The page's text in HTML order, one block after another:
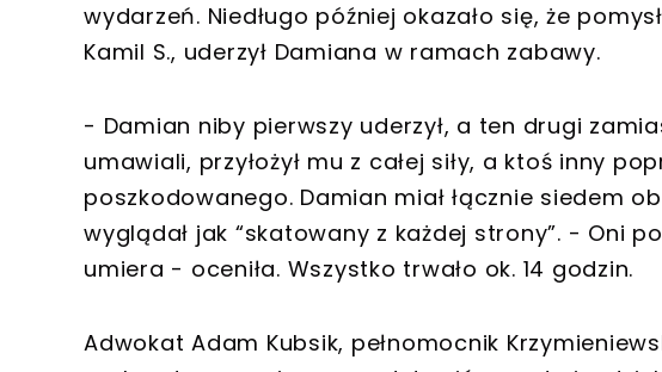
wydarzeń. Niedługo później okazało się, że
Kamil S., uderzył Damiana w ramach zabawy.
- Damian niby pierwszy uderzył, a ten drugi
umawiali, przyłożył mu z całej siły, a ktoś inny
poszkodowanego. Damian miał łącznie siedem
wyglądał jak “skatowany z każdej strony”. - Oni
umiera - oceniła. Wszystko trwało ok. 14 godzin.
Adwokat Adam Kubsik, pełnomocnik